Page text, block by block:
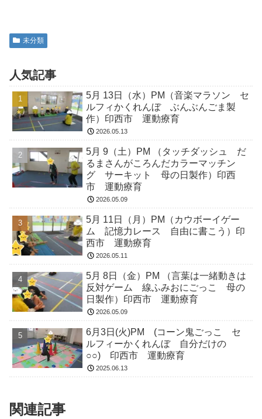
未分類
人気記事
5月 13日（水）PM（音楽マラソン セ
ルフィかくれんぼ ぶんぶんごま製
作）印西市 運動療育
2026.05.13
5月 9（土）PM （タッチダッシュ だ
るまさんがころんだカラーマッチン
グ サーキット 母の日製作）印西
市 運動療育
2026.05.09
5月 11日（月）PM（カウボーイゲー
ム 記憶力レース 自由に書こう）印
西市 運動療育
2026.05.11
5月 8日（金）PM （言葉は一緒動きは
反対ゲーム 線ふみおにごっこ 母の
日製作）印西市 運動療育
2026.05.09
6月3日(火)PM (コーン鬼ごっこ セ
ルフィーかくれんぼ 自分だけの
○○) 印西市 運動療育
2025.06.13
関連記事